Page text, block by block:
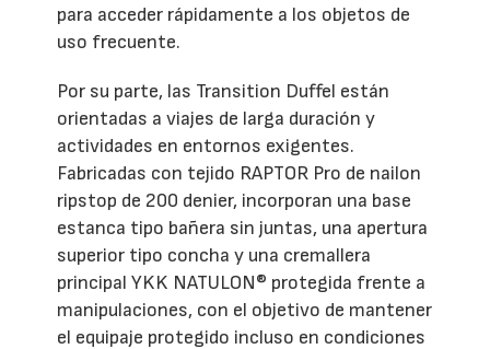
para acceder rápidamente a los objetos de
uso frecuente.
Por su parte, las Transition Duffel están
orientadas a viajes de larga duración y
actividades en entornos exigentes.
Fabricadas con tejido RAPTOR Pro de nailon
ripstop de 200 denier, incorporan una base
estanca tipo bañera sin juntas, una apertura
superior tipo concha y una cremallera
principal YKK NATULON® protegida frente a
manipulaciones, con el objetivo de mantener
el equipaje protegido incluso en condiciones